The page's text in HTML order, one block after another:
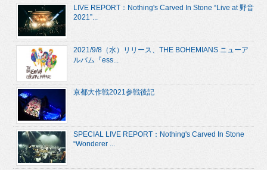
LIVE REPORT：Nothing's Carved In Stone “Live at 野音
2021”...
2021/9/8（水）リリース、THE BOHEMIANS ニューア
ルバム『ess...
京都大作戦2021参戦後記
SPECIAL LIVE REPORT：Nothing's Carved In Stone
“Wonderer ...